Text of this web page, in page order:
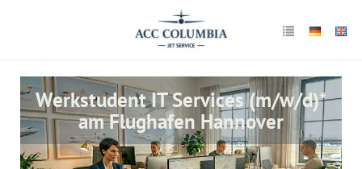
Werkstudent IT Services (m/w/d)*
am Flughafen Hannover